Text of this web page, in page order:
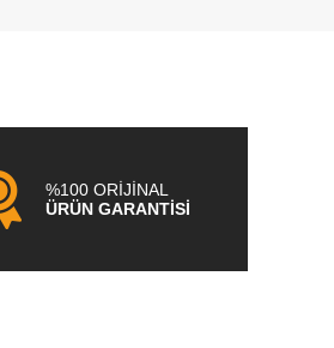
%100 ORİJİNAL
ÜRÜN GARANTİSİ